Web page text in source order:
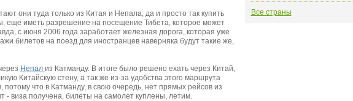
они туда только из Китая и Непала, да и просто так купить
еще иметь разрешение на посещение Тибета, которое может
с июня 2006 года заработает железная дорога, которая уже
билетов на поезд для иностранцев наверняка будут такие же,
Непал из Катманду. В итоге было решено ехать через Китай,
Китайскую стену, а так же из-за удобства этого маршрута
что в Катманду, в свою очередь, нет прямых рейсов из
- виза получена, билеты на самолет куплены, летим.
Все страны